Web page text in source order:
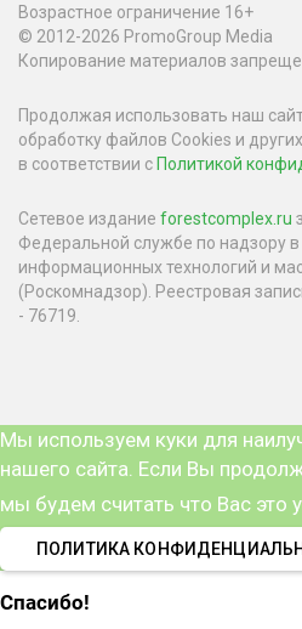
Возрастное ограничение 16+
© 2012-2026 PromoGroup Media
Копирование материалов
Продолжая использовать наш
обработку файлов Cookies и
в соответствии сПолитикой
Сетевое издание forestcomplex.ru
Федеральной службе по надзору в
информационных технологий и
(Роскомнадзор). Реестровая
- 76719.
Мы используем куки для
нашего сайта. Если Вы
мы будем считать что Вас это
ПОЛИТИКА
Спасибо!